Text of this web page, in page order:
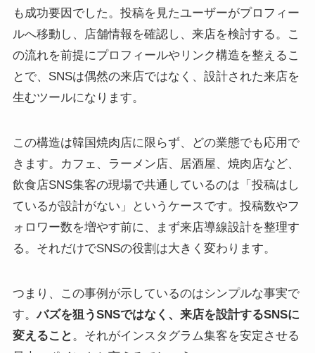
も成功要因でした。投稿を見たユーザーがプロフィー
ルへ移動し、店舗情報を確認し、来店を検討する。こ
の流れを前提にプロフィールやリンク構造を整えるこ
とで、SNSは偶然の来店ではなく、設計された来店を
生むツールになります。
この構造は韓国焼肉店に限らず、どの業態でも応用で
きます。カフェ、ラーメン店、居酒屋、焼肉店など、
飲食店SNS集客の現場で共通しているのは「投稿はし
ているが設計がない」というケースです。投稿数やフ
ォロワー数を増やす前に、まず来店導線設計を整理す
る。それだけでSNSの役割は大きく変わります。
つまり、この事例が示しているのはシンプルな事実で
す。バズを狙うSNSではなく、来店を設計するSNSに
変えること 。それがインスタグラム集客を安定させる